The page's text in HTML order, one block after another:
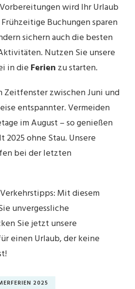
wird Ihr Urlaub
Buchungen sparen
sichern auch die besten
Nutzen Sie unsere
in die Ferien zu starten.
Zeitfenster zwischen Juni und
entspannter. Vermeiden
im August – so genießen
2025 ohne Stau. Unsere
bei der letzten
Mit diesem
unvergessliche
Sie jetzt unsere
einen Urlaub, der keine
2025